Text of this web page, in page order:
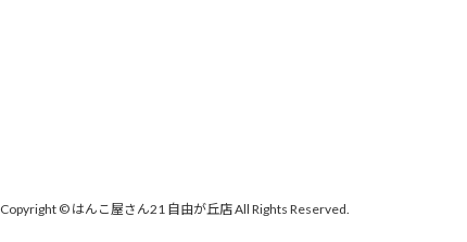
Copyright © はんこ屋さん21 自由が丘店 All Rights Reserved.